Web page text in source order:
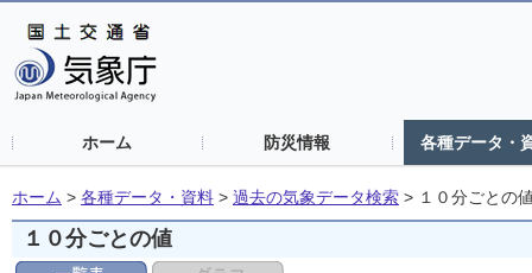
ホーム 防災情報 各種データ・
ホーム > 各種データ・資料 > 過去の気象データ検索 > １０分ごとの
１０分ごとの値